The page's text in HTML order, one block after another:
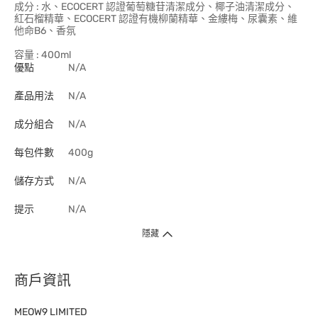
成分 : 水、ECOCERT 認證葡萄糖苷清潔成分、椰子油清潔成分、
紅石榴精華、ECOCERT 認證有機柳蘭精華、金縷梅、尿囊素、維
他命B6、香氛
容量 : 400ml
優點
N/A
產品用法 N/A
成分組合 N/A
每包件數 400g
儲存方式 N/A
提示 N/A
隱藏
商戶資訊
MEOW9 LIMITED